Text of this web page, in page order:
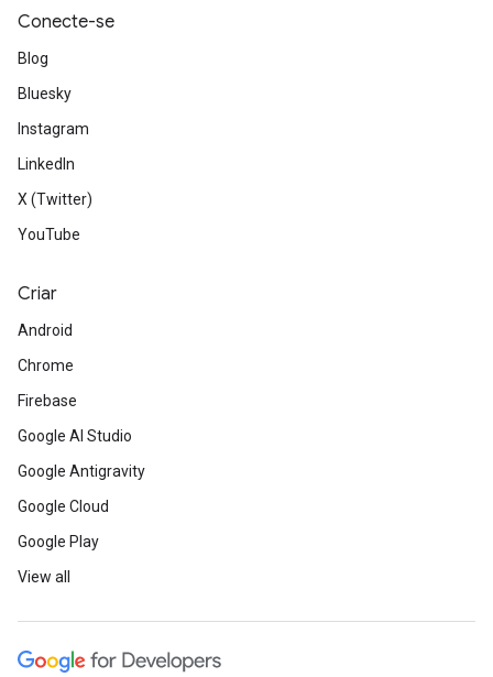
Conecte-se
Blog
Bluesky
Instagram
LinkedIn
X (Twitter)
YouTube
Criar
Android
Chrome
Firebase
Google AI Studio
Google Antigravity
Google Cloud
Google Play
View all